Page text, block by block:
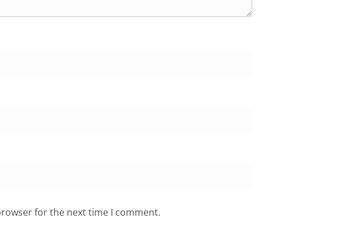
for the next time I comment.